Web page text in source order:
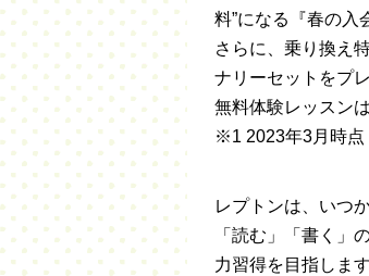
料”になる『春の入
さらに、乗り換え
ナリーセットをプ
無料体験レッスン
※1 2023年3月時
レプトンは、いつ
「読む」「書く」
力習得を目指します